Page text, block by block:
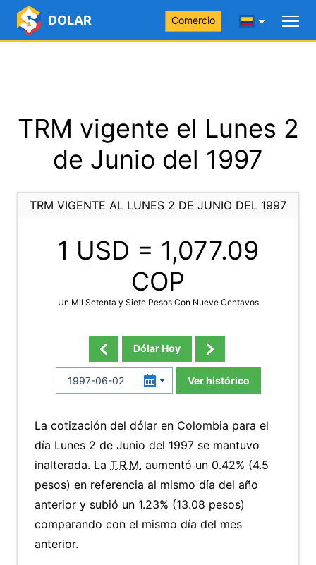
DOLAR Comercio
TRM vigente el Lunes 2
de Junio del 1997
TRM VIGENTE AL LUNES 2 DE JUNIO DEL 1997
1 USD = 1,077.09
COP
Un Mil Setenta y Siete Pesos Con Nueve Centavos
Dólar Hoy
Ver histórico
La cotización del dólar en Colombia para el
día Lunes 2 de Junio del 1997 se mantuvo
inalterada. La T.R.M. aumentó un 0.42% (4.5
pesos) en referencia al mismo día del año
anterior y subió un 1.23% (13.08 pesos)
comparando con el mismo día del mes
anterior.